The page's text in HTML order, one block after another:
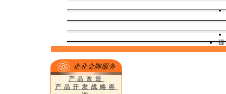
产品改造
产品开发战略咨